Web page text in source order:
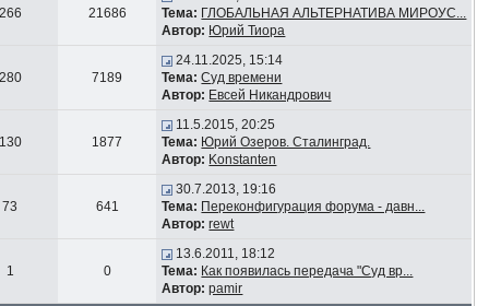
21686
Тема: ГЛОБАЛЬНАЯ АЛЬТЕРНАТИВА МИРОУС...
Автор: Юрий Тиора
7189
24.11.2025, 15:14
Тема: Суд времени
Автор: Евсей Никандрович
1877
11.5.2015, 20:25
Тема: Юрий Озеров. Сталинград.
Автор: Konstanten
73 641
30.7.2013, 19:16
Тема: Переконфигурация форума - давн...
Автор: rewt
1 0
13.6.2011, 18:12
Тема: Как появилась передача "Суд вр...
Автор: pamir